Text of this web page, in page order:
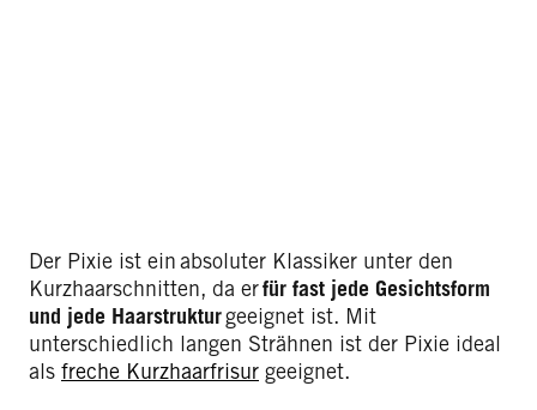
Der Pixie ist ein absoluter Klassiker unter den
Kurzhaarschnitten, da erfür fast jede Gesichtsform
und jede Haarstrukturgeeignet ist. Mit
unterschiedlich langen Strähnen ist der Pixie ideal
als freche Kurzhaarfrisur geeignet.